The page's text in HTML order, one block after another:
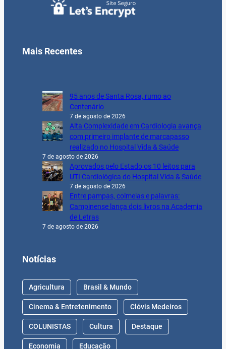
Mais Recentes
95 anos de Santa Rosa, rumo ao
Centenário
7 de agosto de 2026
Alta Complexidade em Cardiologia avança
com primeiro implante de marcapasso
realizado no Hospital Vida & Saúde
7 de agosto de 2026
Aprovados pelo Estado os 10 leitos para
UTI Cardiológica do Hospital Vida & Saúde
7 de agosto de 2026
Entre pampas, colmeias e palavras:
Campinense lança dois livros na Academia
de Letras
7 de agosto de 2026
Notícias
Agricultura Brasil & Mundo
Cinema & Entretenimento Clóvis Medeiros
COLUNISTAS Cultura Destaque
Economia Educação